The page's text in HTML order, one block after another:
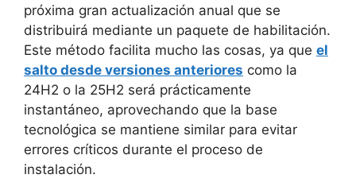
próxima gran actualización anual que se
distribuirá mediante un paquete de habilitación.
Este método facilita mucho las cosas, ya que el
salto desde versiones anteriores como la
24H2 o la 25H2 será prácticamente
instantáneo, aprovechando que la base
tecnológica se mantiene similar para evitar
errores críticos durante el proceso de
instalación.